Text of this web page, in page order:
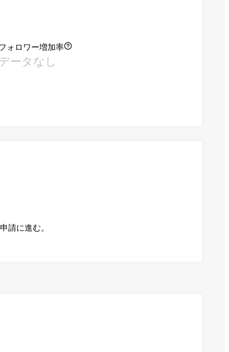
ォロワー増加率
ータなし
請に進む。